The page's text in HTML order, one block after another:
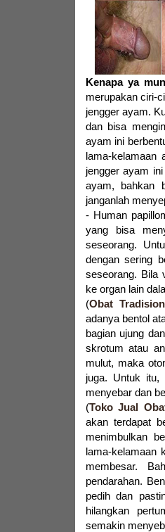
Kenapa ya
merupakan ciri-
jengger ayam.
dan bisa
ayam ini
lama-kelamaan
jengger ayam
ayam, bahkan
janganlah
- Human
yang bisa
seseorang.
dengan sering
seseorang. Bila
ke organ lain
(Obat
adanya bentol
bagian ujung
skrotum atau
mulut, maka
juga. Untuk itu,
menyebar dan
(Toko Jual
akan terdapat
menimbulkan
lama-kelamaan
membesar.
pendarahan.
pedih dan
hilangkan
semakin